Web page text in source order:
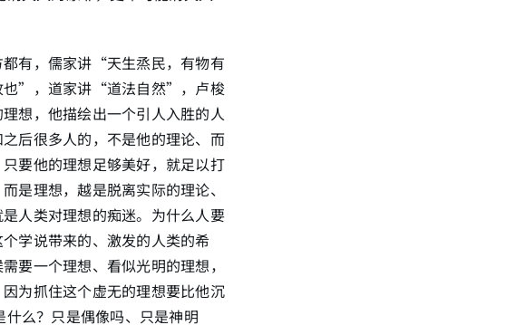
有，儒家讲“天生烝民，有物有
也”，道家讲“道法自然”，卢梭
想，他描绘出一个引人入胜的人
后很多人的，不是他的理论、而
要他的理想足够美好，就足以打
是理想，越是脱离实际的理论、
人类对理想的痴迷。为什么人要
学说带来的、激发的人类的希
要一个理想、看似光明的理想，
为抓住这个虚无的理想要比他沉
什么？只是偶像吗、只是神明